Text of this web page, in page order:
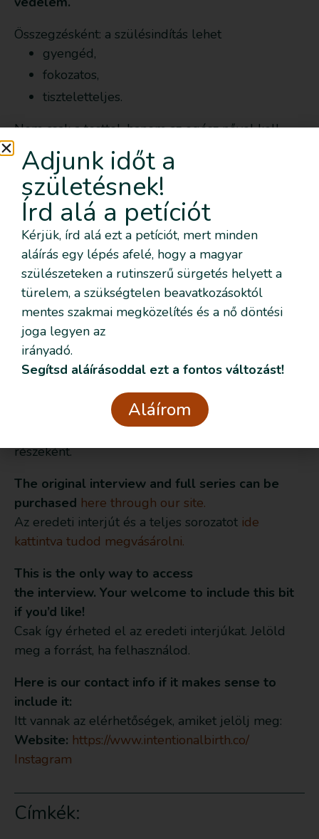
Összegzésként: a szülésindítás lehet
gyengéd,
fokozatos,
tiszteletteljes.
Nem csak a testtel, hanem az egész nővel kell
együtt dolgozni.
Ahogy Christine mondja: „A test nem gép. Ha
biztonságban érzi magát, megnyílik.”
(Forrás: Christine Taylor: Non-pharmacological
Induction című szakmai videója)
Ezen, a szülésindukcióról szóló előadások az
Intentional Birth (Tudatos szülés) keretén belül
jelentek meg 2024-ben. A teljes videósorozathoz
a honlapjukon keresztül lehet hozzáférni:
megveszem
Ezeket az anyagokat azIntentional Birth
2024-ben, „The Induction Equation” – A
szülésindítás egyenlete” című interjúsorozatuk
részeként.
The original interview and full series can be
purchased here through our site.
Az eredeti interjút és a teljes sorozatot ide
kattintva tudod megvásárolni.
This is the only way to access
the interview. Your welcome to include this bit
if you’d like!
Csak így érheted el az eredeti interjúkat. Jelöld
meg a forrást, ha felhasználod.
Here is our contact info if it makes sense to
include it:
Itt vannak az elérhetőségek, amiket jelölj meg:
Website: https://www.intentionalbirth.co/
Instagram
Címkék:
Adjunk időt a
születésnek!
Írd alá a petíciót
Kérjük, írd alá ezt a petíciót, mert minden
aláírás egy lépés afelé, hogy a magyar
szülészeteken a rutinszerű sürgetés helyett a
türelem, a szükségtelen beavatkozásoktól
mentes szakmai megközelítés és a nő döntési
joga legyen az
irányadó.
Segítsd aláírásoddal ezt a fontos változást!
Aláírom